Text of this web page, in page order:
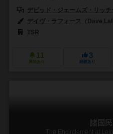
デビッド・ジェームズ・リッ
デイヴ・ラフォース（Dave
TSR
11
興味あり
3
経験あり
諸国
The Encirclement at